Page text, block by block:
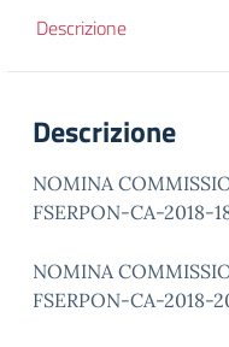
Descrizione
Descrizione
NOMINA
FSERPON-CA-2018-
NOMINA
FSERPON-CA-2018-